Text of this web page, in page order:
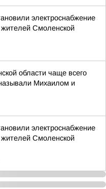
электроснабжение
жителей Смоленской
области чаще всего
Михаилом и
электроснабжение
жителей Смоленской